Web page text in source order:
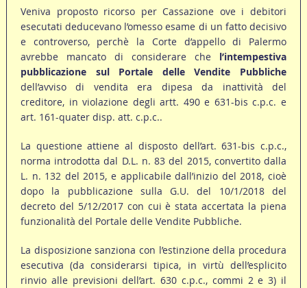
Veniva proposto ricorso per Cassazione ove i debitori
esecutati deducevano l’omesso esame di un fatto decisivo
e controverso, perchè la Corte d’appello di Palermo
avrebbe mancato di considerare che l’intempestiva
pubblicazione sul Portale delle Vendite Pubbliche
dell’avviso di vendita era dipesa da inattività del
creditore, in violazione degli artt. 490 e 631-bis c.p.c. e
art. 161-quater disp. att. c.p.c..
La questione attiene al disposto dell’art. 631-bis c.p.c.,
norma introdotta dal D.L. n. 83 del 2015, convertito dalla
L. n. 132 del 2015, e applicabile dall’inizio del 2018, cioè
dopo la pubblicazione sulla G.U. del 10/1/2018 del
decreto del 5/12/2017 con cui è stata accertata la piena
funzionalità del Portale delle Vendite Pubbliche.
La disposizione sanziona con l’estinzione della procedura
esecutiva (da considerarsi tipica, in virtù dell’esplicito
rinvio alle previsioni dell’art. 630 c.p.c., commi 2 e 3) il